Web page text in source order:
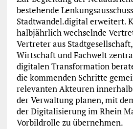
bestehende Lenkungsausschuss
Stadtwandel.digital erweitert.
halbjährlich wechselnde
Vertreter aus
Wirtschaft und Fachwelt
digitalen Transformation
die kommenden Schritte
relevanten Akteuren
der Verwaltung planen, mit
der Digitalisierung im Rhein
Vorbildrolle zu übernehmen.